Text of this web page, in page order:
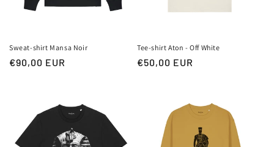
Sweat-shirt Mansa Noir
Prix
€90,00 EUR
Tee-shirt Aton - Off White
Prix
€50,00 EUR